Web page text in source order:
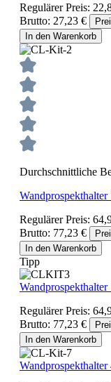
Regulärer Preis:
Brutto: 27,23 €
In den Warenkorb
Durchschnittliche
Regulärer Preis:
Brutto: 77,23 €
In den Warenkorb
Tipp
Regulärer Preis:
Brutto: 77,23 €
In den Warenkorb